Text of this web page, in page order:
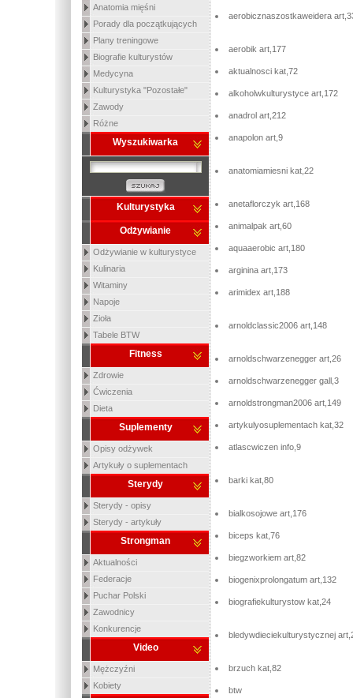
Anatomia mięśni
Porady dla początkujących
Plany treningowe
Biografie kulturystów
Medycyna
Kulturystyka "Pozostałe"
Zawody
Różne
Wyszukiwarka
Kulturystyka
Odżywianie
Odżywianie w kulturystyce
Kulinaria
Witaminy
Napoje
Zioła
Tabele BTW
Fitness
Zdrowie
Ćwiczenia
Dieta
Suplementy
Opisy odżywek
Artykuły o suplementach
Sterydy
Sterydy - opisy
Sterydy - artykuły
Strongman
Aktualności
Federacje
Puchar Polski
Zawodnicy
Konkurencje
Video
Mężczyźni
Kobiety
aerobicznaszostkaweidera
aerobik art,177
aktualnosci kat,72
alkoholwkulturystyce art,172
anadrol art,212
anapolon art,9
anatomiamiesni kat,22
anetaflorczyk art,168
animalpak art,60
aquaaerobic art,180
arginina art,173
arimidex art,188
arnoldclassic2006 art,148
arnoldschwarzenegger art,26
arnoldschwarzenegger gall,3
arnoldstrongman2006 art,149
artykulyosuplementach kat,32
atlascwiczen info,9
barki kat,80
bialkosojowe art,176
biceps kat,76
biegzworkiem art,82
biogenixprolongatum art,132
biografiekulturystow kat,24
bledywdieciekulturystycznej
brzuch kat,82
btw